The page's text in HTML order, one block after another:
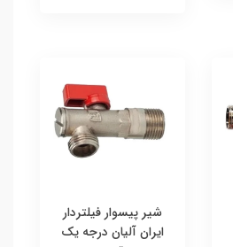
شیر پیسوار فیلتردار
ایران آلیان درجه یک